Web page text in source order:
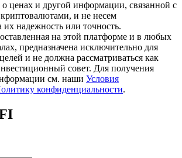
прибыль и гибкие проценты
ценах и другой информации, связанной с
и не несем
их надежность или точность.
на этой платформе и в любых
предназначена исключительно для
и не должна рассматриваться как
совет. Для получения
см. наши Условия
конфиденциальности.